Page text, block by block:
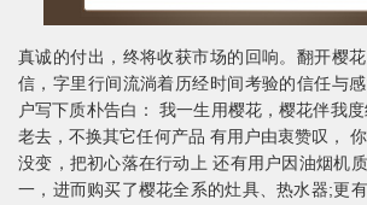
真诚的付出，终将收获市场的回响。翻开樱
信，字里行间流淌着历经时间考验的信任与
户写下质朴告白： 我一生用樱花，樱花伴我
老去，不换其它任何产品 有用户由衷赞叹，
没变，把初心落在行动上 还有用户因油烟机
一，进而购买了樱花全系的灶具、热水器;更